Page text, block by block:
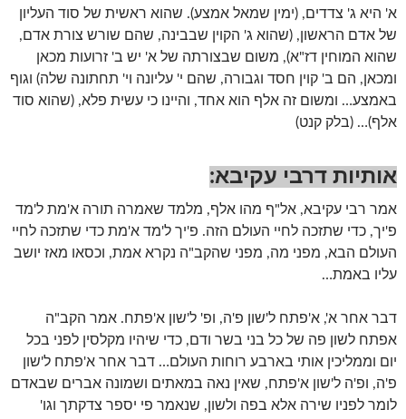
א' היא ג' צדדים, (ימין שמאל אמצע). שהוא ראשית של סוד העליון
של אדם הראשון, (שהוא ג' הקוין שבבינה, שהם שורש צורת אדם,
שהוא המוחין דז"א), משום שבצורתה של א' יש ב' זרועות מכאן
ומכאן, הם ב' קוין חסד וגבורה, שהם י' עליונה וי' תחתונה שלה) וגוף
באמצע… ומשום זה אלף הוא אחד, והיינו כי עשית פלא, (שהוא סוד
אלף)… (בלק קנט)
אותיות דרבי עקיבא:
אמר רבי עקיבא, אל"ף מהו אלף, מלמד שאמרה תורה א'מת ל'מד
פ'יך, כדי שתזכה לחיי העולם הזה. פ'יך ל'מד א'מת כדי שתזכה לחיי
העולם הבא, מפני מה, מפני שהקב"ה נקרא אמת, וכסאו מאז יושב
עליו באמת…
דבר אחר א', א'פתח ל'שון פ'ה, ופ' ל'שון א'פתח. אמר הקב"ה
אפתח לשון פה של כל בני בשר ודם, כדי שיהיו מקלסין לפני בכל
יום וממליכין אותי בארבע רוחות העולם… דבר אחר א'פתח ל'שון
פ'ה, ופ'ה ל'שון א'פתח, שאין נאה במאתים ושמונה אברים שבאדם
לומר לפניו שירה אלא בפה ולשון, שנאמר פי יספר צדקתך וגו'